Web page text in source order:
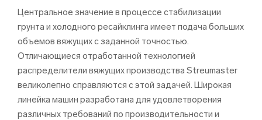
Центральное значение в процессе стабилизации
грунта и холодного ресайклинга имеет подача больших
объемов вяжущих с заданной точностью.
Отличающиеся отработанной технологией
распределители вяжущих производства Streumaster
великолепно справляются с этой задачей. Широкая
линейка машин разработана для удовлетворения
различных требований по производительности и